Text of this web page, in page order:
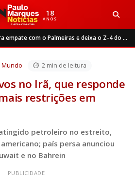
18
ANOS
com o Palmeiras e deixa o Z-4 do Brasileirão
que responde com mísseis e mais ...
Mundo 2 min de leitura
no Irã, que responde
restrições em
petroleiro no estreito,
país persa anunciou
e no Bahrein